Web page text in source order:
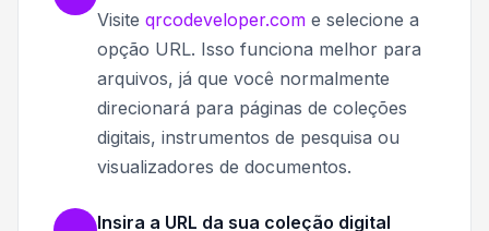
Visite qrcodeveloper.com e selecione a
opção URL. Isso funciona melhor para
arquivos, já que você normalmente
direcionará para páginas de coleções
digitais, instrumentos de pesquisa ou
visualizadores de documentos.
Insira a URL da sua coleção digital